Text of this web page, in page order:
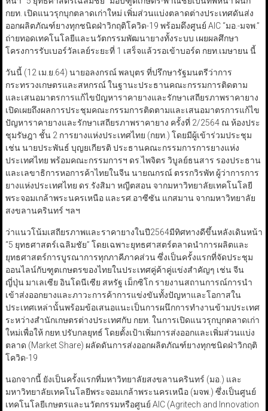
กยท. เปิดแนวรุกบุกตลาดเก่าใหม่ เพิ่มส่วนแบ่งตลาดต่างประเทศดันส่ง
ออกผลิตภัณฑ์ยางทุกชนิดฝ่าวิกฤติโควิด-19 พร้อมดึงศูนย์ AIC “มอ.-มจพ.”
ถ่ายทอดเทคโนโลยีและนวัตกรรมพัฒนายางทั้งระบบ เผยผลศึกษา
โครงการรับเบอร์วัลเลย์ระยะที่ 1 เสร็จแล้วรอเข้าบอร์ด กยท.เมษายน นี้
วันนี้ (12 เม.ย.64) นายอลงกรณ์ พลบุตร ที่ปรึกษารัฐมนตรีว่าการ
กระทรวงเกษตรและสหกรณ์ ในฐานะประธานคณะกรรมการติดตาม
และเสนอมาตรการแก้ไขปัญหาราคายางและรักษาเสถียรภาพราคายาง
เปิดเผยถึงผลการประชุมคณะกรรมการติดตามและเสนอมาตรการแก้ไข
ปัญหาราคายางและรักษาเสถียรภาพราคายาง ครั้งที่ 2/2564 ณ ห้องประ
ชุมรัษฎา ชั้น 2 การยางแห่งประเทศไทย (กยท.) โดยมีผู้เข้าร่วมประชุม
เช่น นายประพันธ์ บุญยเกียรติ ประธานคณะกรรมการการยางแห่ง
ประเทศไทย พร้อมคณะกรรมการฯ ดร.ไพจิตร วิบูลย์ธนสาร รองประธาน
และเลขาธิการหอการค้าไทยในจีน นายณกรณ์ ตรรกวิรพัท ผู้ว่าการการ
ยางแห่งประเทศไทย ดร.รังสิมา หญีตสอน จากมหาวิทยาลัยเทคโนโลยี
พระจอมเกล้าพระนครเหนือ และรศ.อาซีซัน แกสมาน จากมหาวิทยาลัย
สงขลานครินทร์ ฯลฯ
ว่าแนวโน้มเสถียรภาพและราคายางในปี2564มีทิศทางดีขึ้นหลังเดินหน้า
“5 ยุทธศาสตร์เฉลิมชัย” โดยเฉพาะยุทธศาสตร์ตลาดนำการผลิตและ
ยุทธศาสตร์การบูรณาการทุกภาคีภาคส่วน ซึ่งเป็นครั้งแรกที่จัดประชุม
ออนไลน์กับฑูตเกษตรของไทยในประเทศคู่ค้าคู่แข่งสำคัญๆ เช่น จีน
ญี่ปุ่น มาเลเซีย อินโดนีเซีย สหรัฐ เม็กซิโก รายงานสถานการณ์การนำ
เข้าส่งออกยางและภาวะการค้าการแข่งขันทั้งปัญหาและโอกาสใน
ประเทศเหล่านั้นพร้อมข้อเสนอแนะเป็นการผนึกการทำงานข้ามประเทศ
ระหว่างสำนักเกษตรต่างประเทศกับ กยท. ในการเปิดแนวรุกบุกตลาดเก่า
ใหม่เพื่อให้ กยท.ปรับกลยุทธ์ โดยตั้งเป้าเพิ่มการส่งออกและเพิ่มส่วนแบ่ง
ตลาด (Market Share) ผลัดดันการส่งออกผลิตภัณฑ์ยางทุกชนิดฝ่าวิกฤติ
โควิด-19
นอกจากนี้ ยังเป็นครั้งแรกที่มหาวิทยาลัยสงขลานครินทร์ (มอ.) และ
มหาวิทยาลัยเทคโนโลยีพระจอมเกล้าพระนครเหนือ (มจพ.) ซึ่งเป็นศูนย์
เทคโนโลยีเกษตรและนวัตกรรมหรือศูนย์ AIC (Agritech and Innovation